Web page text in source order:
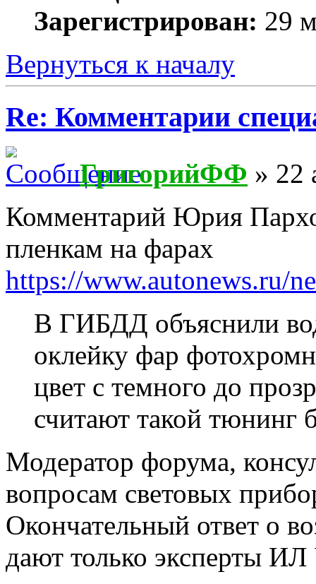
Зарегистрирован: 29
Вернуться к началу
Re: Комментарии
ГригорийФФ » 22
Комментарий Юрия
пленкам на фарах
https://www.autonews.ru/
В ГИБДД объяснили
оклейку фар
цвет с темного до
считают такой тюнинг
Модератор форума,
вопросам световых
Окончательный ответ о
дают только эксперты ИЛ